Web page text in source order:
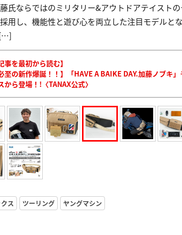
氏ならではのミリタリー&アウトドアテイスト
用し、機能性と遊び心を両立した注目モデル
事を最初から読む】
至の新作爆誕！！】「HAVE A BAIKE DAY.加藤ノブキ
から登場！!〈TANAX公式〉
ス ツーリング ヤングマシン